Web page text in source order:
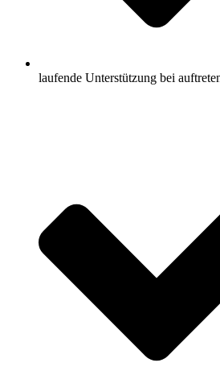
laufende Unterstützung bei